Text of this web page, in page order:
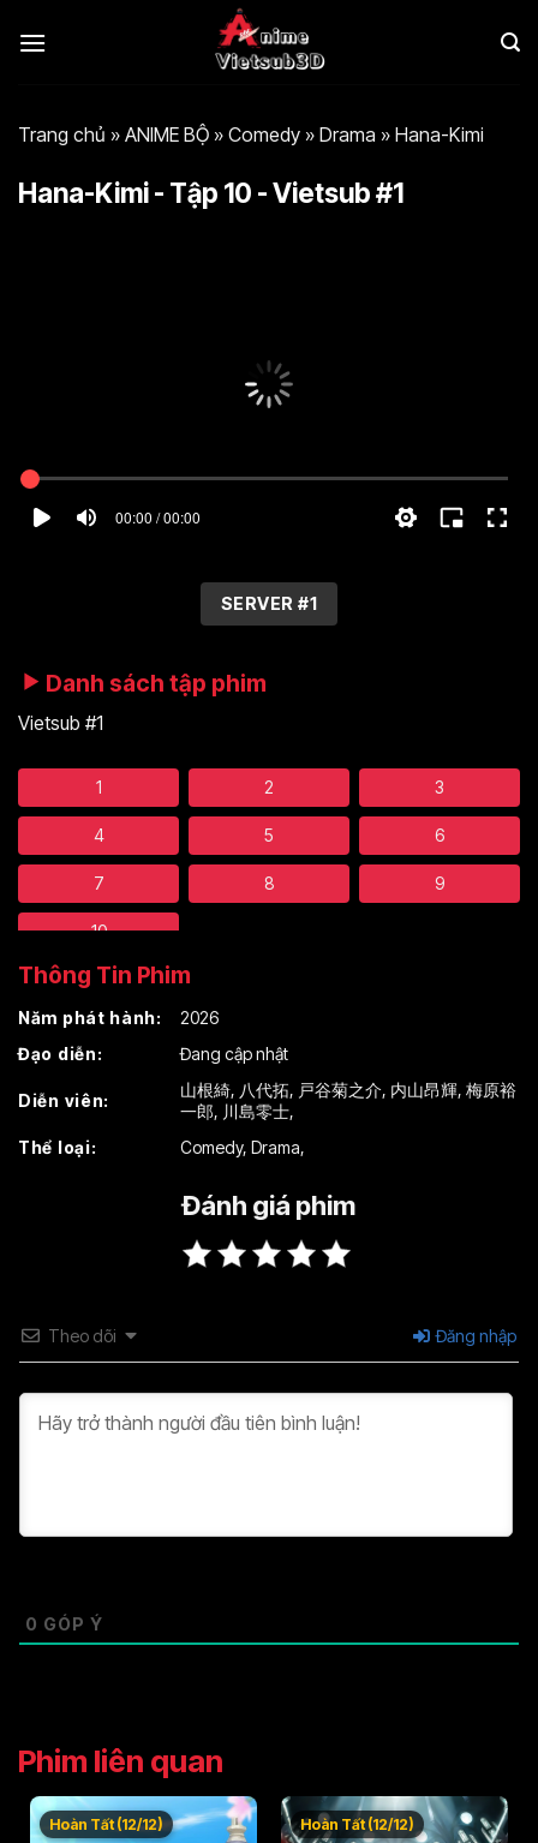
qua
Trang chủ » ANIME BỘ » Comedy » Drama » Hana-Kimi
Hana-Kimi - Tập 10 - Vietsub #1
00:00 / 00:00
SERVER #1
Danh sách tập phim
Vietsub #1
1 2 3
4 5 6
7 8 9
10
Thông Tin Phim
Năm phát hành:
2026
Đạo diễn:
Đang cập nhật
Diễn viên:
山根綺, 八代拓, 戸谷菊之介, 内山昂輝, 梅原裕
一郎, 川島零士,
Thể loại:
Comedy, Drama,
Đánh giá phim
Theo dõi Đăng nhập
0 GÓP Ý
Phim liên quan
Hoàn Tất (12/12) Hoàn Tất (12/12)